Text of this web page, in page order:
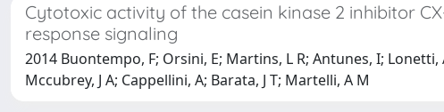
Cytotoxic activity of the casein kinase 2 inhibitor
response signaling
2014 Buontempo, F; Orsini, E; Martins, L R; Antunes, I;
Mccubrey, J A; Cappellini, A; Barata, J T; Martelli, A M